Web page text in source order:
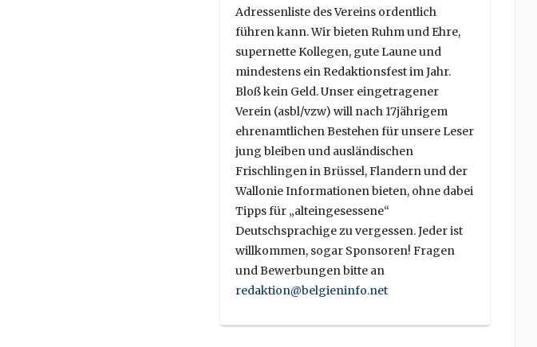
Adressenliste des Vereins ordentlich
führen kann. Wir bieten Ruhm und Ehre,
supernette Kollegen, gute Laune und
mindestens ein Redaktionsfest im Jahr.
Bloß kein Geld. Unser eingetragener
Verein (asbl/vzw) will nach 17jährigem
ehrenamtlichen Bestehen für unsere Leser
jung bleiben und ausländischen
Frischlingen in Brüssel, Flandern und der
Wallonie Informationen bieten, ohne dabei
Tipps für „alteingesessene“
Deutschsprachige zu vergessen. Jeder ist
willkommen, sogar Sponsoren! Fragen
und Bewerbungen bitte an
redaktion@belgieninfo.net